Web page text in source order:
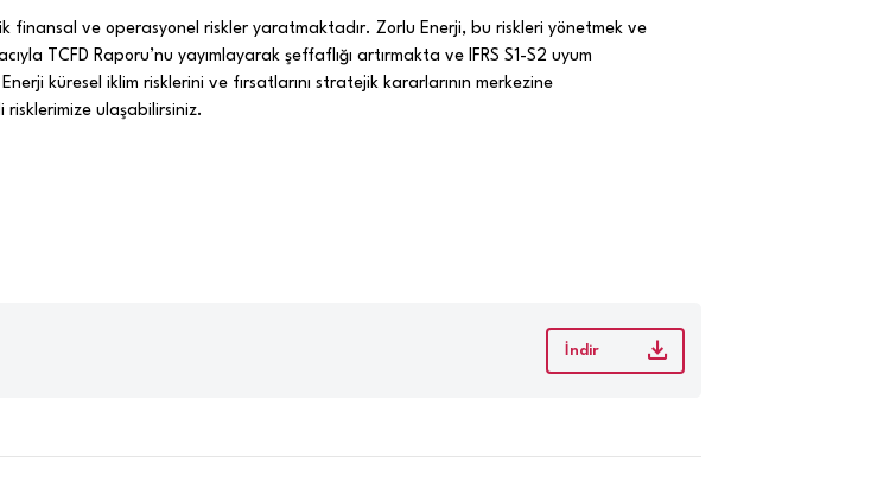
finansal ve operasyonel riskler yaratmaktadır. Zorlu Enerji, bu riskleri yönetmek ve
TCFD Raporu’nu yayımlayarak şeffaflığı artırmakta ve IFRS S1-S2 uyum
küresel iklim risklerini ve fırsatlarını stratejik kararlarının merkezine
risklerimize ulaşabilirsiniz.
İndir